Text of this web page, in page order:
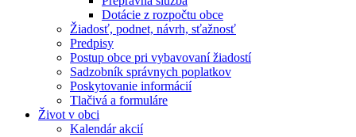
Dotácie z rozpočtu obce
Žiadosť, podnet, návrh, sťažnosť
Predpisy
Postup obce pri vybavovaní žiadostí
Sadzobník správnych poplatkov
Poskytovanie informácií
Tlačivá a formuláre
Život v obci
Kalendár akcií